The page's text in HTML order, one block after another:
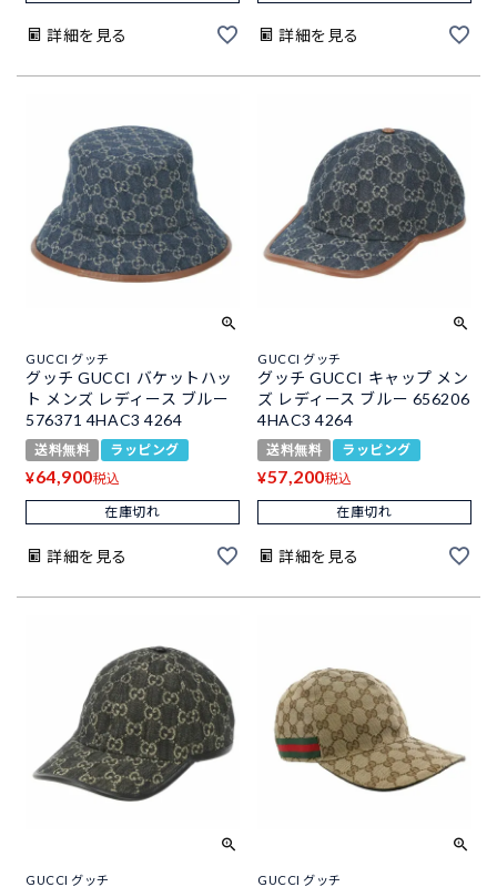
詳細を見る 詳細を見る
GUCCI グッチ
グッチ GUCCI バケットハッ
ト メンズ レディース ブルー
576371 4HAC3 4264
送料無料 ラッピング
¥64,900税込
在庫切れ
詳細を見る
GUCCI グッチ
グッチ GUCCI キャップ メン
ズ レディース ブルー 656206
4HAC3 4264
送料無料 ラッピング
¥57,200税込
在庫切れ
詳細を見る
GUCCI グッチ GUCCI グッチ